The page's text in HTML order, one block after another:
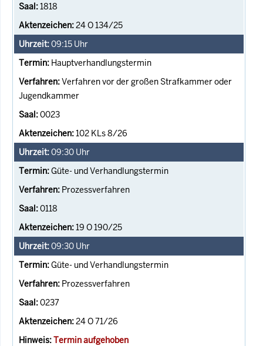
1818
24 O 134/25
09:15 Uhr
Hauptverhandlungstermin
Verfahren vor der großen Strafkammer oder
Jugendkammer
0023
102 KLs 8/26
09:30 Uhr
Güte- und Verhandlungstermin
Prozessverfahren
0118
19 O 190/25
09:30 Uhr
Güte- und Verhandlungstermin
Prozessverfahren
0237
24 O 71/26
Termin aufgehoben